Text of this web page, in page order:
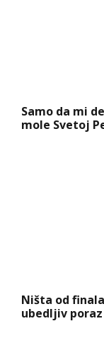
Samo da mi
mole Svetoj
Ništa od
ubedljiv poraz